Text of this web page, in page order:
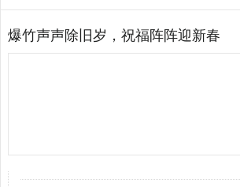
爆竹声声除旧岁，祝福阵阵迎新春